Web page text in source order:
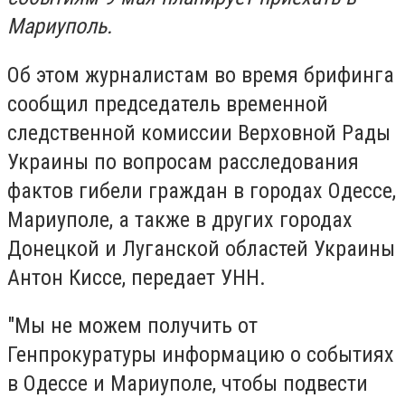
Мариуполь.
Об этом журналистам во время брифинга
сообщил председатель временной
следственной комиссии Верховной Рады
Украины по вопросам расследования
фактов гибели граждан в городах Одессе,
Мариуполе, а также в других городах
Донецкой и Луганской областей Украины
Антон Киссе, передает УНН.
"Мы не можем получить от
Генпрокуратуры информацию о событиях
в Одессе и Мариуполе, чтобы подвести